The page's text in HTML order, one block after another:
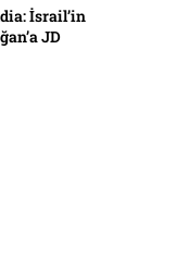
İsrail’in
JD